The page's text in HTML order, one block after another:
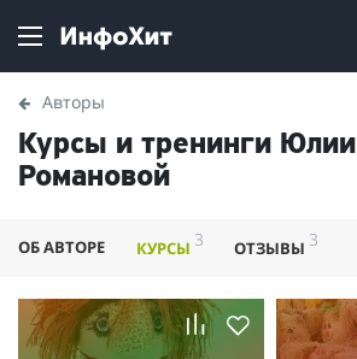
Авторы
Курсы и тренинги Юлии
Романовой
ОБ АВТОРЕ КУРСЫ 3 ОТЗЫВЫ 3